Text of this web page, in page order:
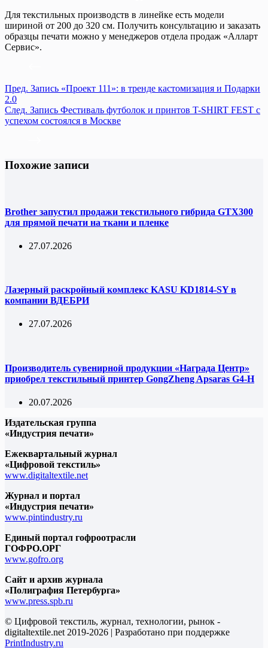
Для текстильных производств в линейке есть модели
шириной от 200 до 320 см. Получить консультацию и заказать
образцы печати можно у менеджеров отдела продаж «Алларт
Сервис».
Пред. Запись «Проект 111»: в тренде кастомизация и Подарки
2.0
След. Запись Фестиваль футболок и принтов T-SHIRT FEST с
успехом состоялся в Москве
Похожие записи
Brother запустил продажи текстильного гибрида GTX300
для прямой печати на ткани и пленке
27.07.2026
Лазерный раскройный комплекс KASU KD1814-SY в
компании ВДЕБРИ
27.07.2026
Производитель сувенирной продукции «Награда Центр»
приобрел текстильный принтер GongZheng Apsaras G4-H
20.07.2026
Издательская группа
«Индустрия печати»
Ежеквартальный журнал
«Цифровой текстиль»
www.digitaltextile.net
Журнал и портал
«Индустрия печати»
www.pintindustry.ru
Единый портал гофроотрасли
ГОФРО.ОРГ
www.gofro.org
Сайт и архив журнала
«Полиграфия Петербурга»
www.press.spb.ru
© Цифровой текстиль, журнал, технологии, рынок -
digitaltextile.net 2019-2026 | Разработано при поддержке
PrintIndustry.ru